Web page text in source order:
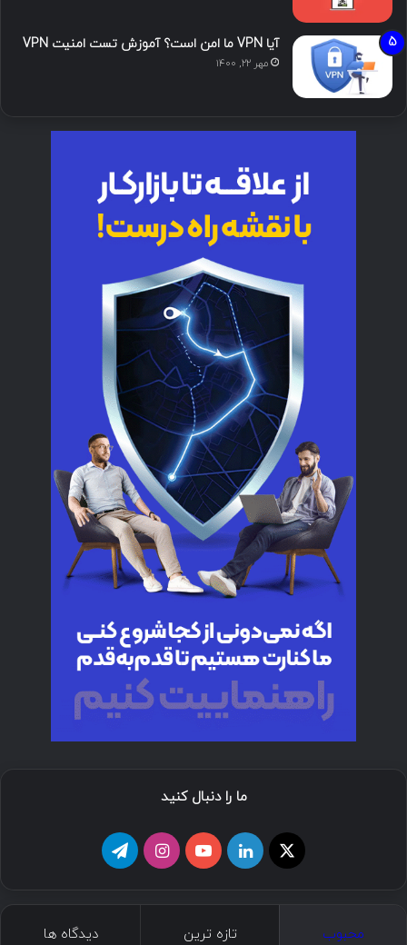
آیا VPN ما امن است؟ آموزش تست امنیت VPN
مهر ۲۲, ۱۴۰۰
ما را دنبال کنید
محبوب تازه ترین دیدگاه ها